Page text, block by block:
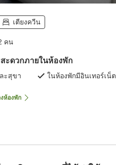
เตียงควีน
คน
ะดวกภายในห้องพัก
ะสุขา ในห้องพักมีอินเทอร์เน็ต
ห้องพัก